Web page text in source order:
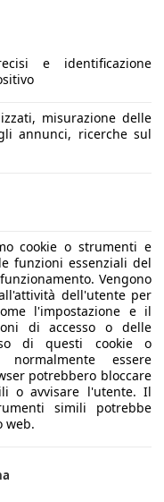
esemplari,
Volkswagen a
T3
e identificazione
misurazione delle
annunci, ricerche sul
cookie o strumenti e
funzioni essenziali del
Vengono
dell'utente per
l'impostazione e il
di accesso o delle
di questi cookie o
essere
potrebbero bloccare
o avvisare l'utente. Il
simili potrebbe
web.